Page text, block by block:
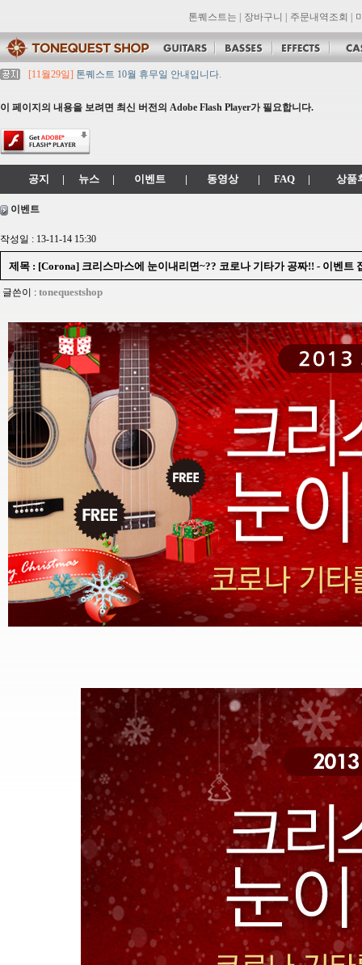
톤퀘스트는 장바구니 주문내역조회
[11월29일] 톤퀘스트 10월 휴무일 안내입니다.
[11월29일]톤퀘스트쇼핑몰 리뉴얼 되었습니다. -> .com 에서 .co.kr 로 변경됩
[11월29일]
[대리점 모집] Gretsch, Jackson 대리점 모집!! 그레치기타, 잭슨기
이 페이지의 내용을 보려면 최신 버전의 Adobe Flash Player가 필요합니다.
공지 | 뉴스 | 이벤트 | 동영상 | FAQ | 상품
이벤트
작성일 : 13-11-14 15:30
제목 : [Corona] 크리스마스에 눈이내리면~?? 코로나 기타가 공짜!! - 이벤
글쓴이 : tonequestshop